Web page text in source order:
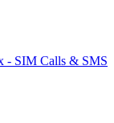
- SIM Calls & SMS